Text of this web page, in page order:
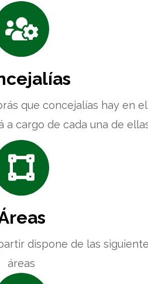
que concejalías hay en el
a cargo de cada una de
dispone de las
áreas